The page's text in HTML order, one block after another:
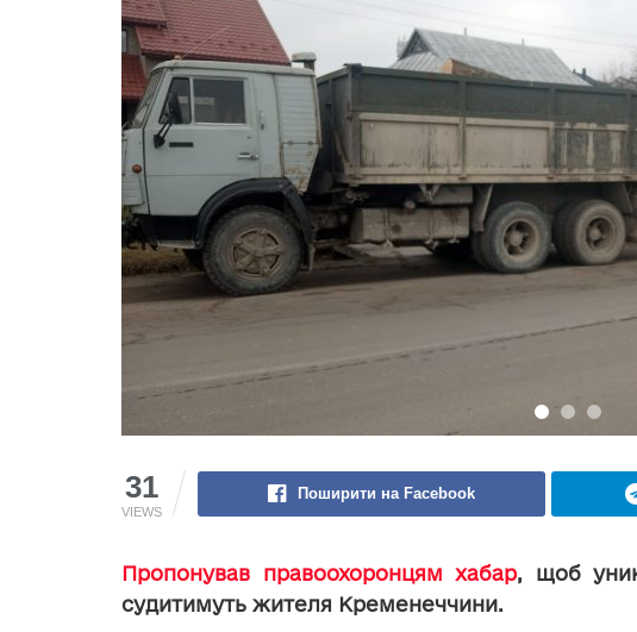
31
VIEWS
Поширити на Facebook
Пропонував правоохоронцям хабар, щоб
судитимуть жителя Кременеччини.